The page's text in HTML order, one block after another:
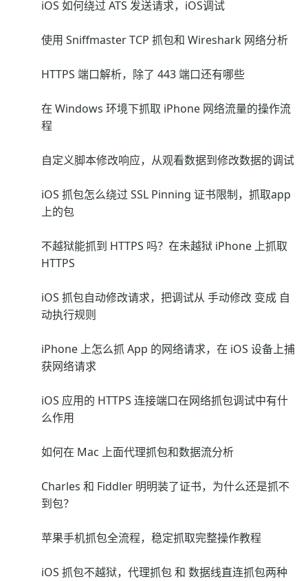
iOS 如何绕过 ATS 发送请求，iOS调试
使用 Sniffmaster TCP 抓包和 Wireshark 网络分析
HTTPS 端口解析，除了 443 端口还有哪些
在 Windows 环境下抓取 iPhone 网络流量的操作流
程
自定义脚本修改响应，从观看数据到修改数据的调试
iOS 抓包怎么绕过 SSL Pinning 证书限制，抓取app
上的包
不越狱能抓到 HTTPS 吗？在未越狱 iPhone 上抓取
HTTPS
iOS 抓包自动修改请求，把调试从 手动修改 变成 自
动执行规则
iPhone 上怎么抓 App 的网络请求，在 iOS 设备上捕
获网络请求
iOS 应用的 HTTPS 连接端口在网络抓包调试中有什
么作用
如何在 Mac 上面代理抓包和数据流分析
Charles 和 Fiddler 明明装了证书，为什么还是抓不
到包？
苹果手机抓包全流程，稳定抓取完整操作教程
iOS 抓包不越狱，代理抓包 和 数据线直连抓包两种